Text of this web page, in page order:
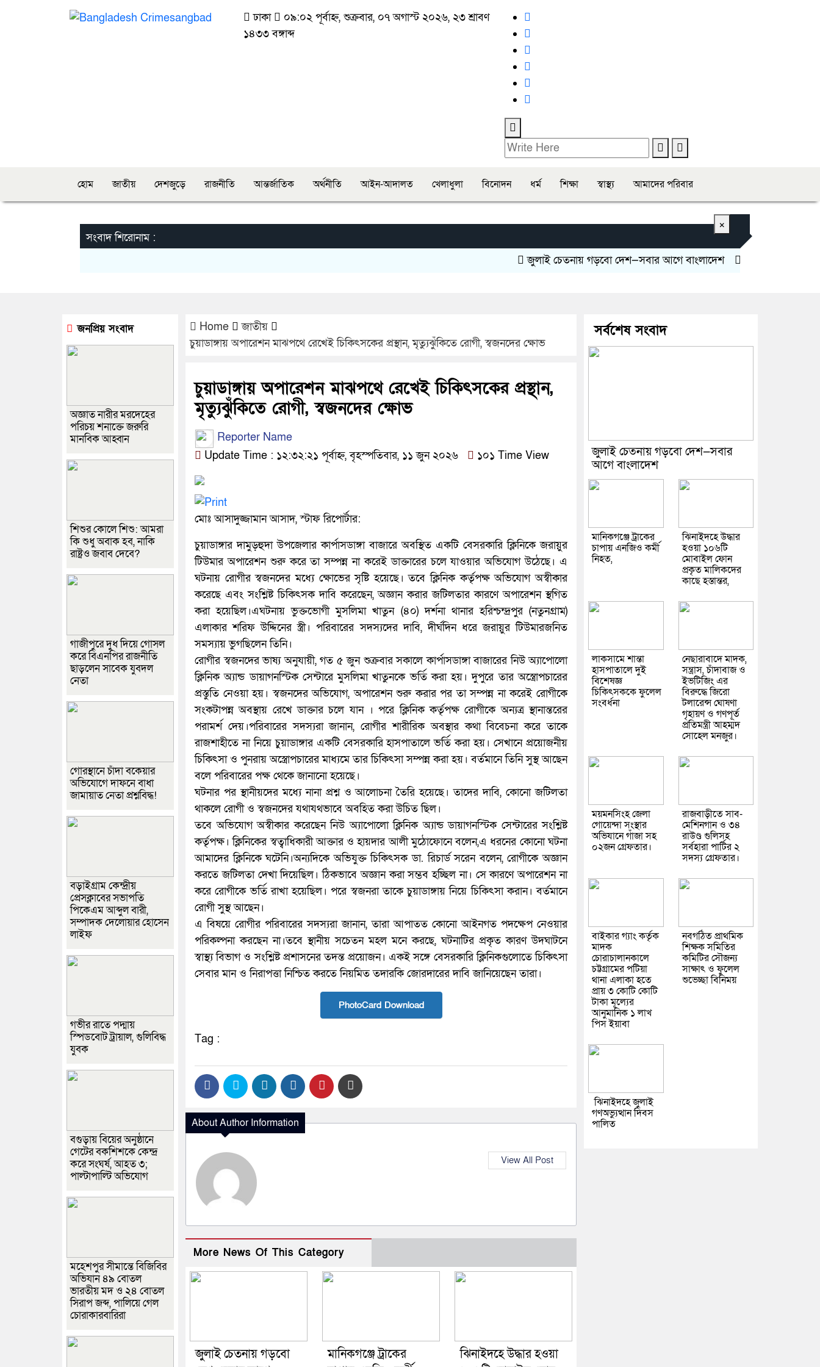
ঢাকা
০৯:০২ পূর্বাহ্ন, শুক্রবার, ০৭ অগাস্ট ২০২৬, ২৩ শ্রাবণ
১৪৩৩ বঙ্গাব্দ
হোম জাতীয় দেশজুড়ে রাজনীতি আন্তর্জাতিক অর্থনীতি আইন-আদালত খেলাধুলা বিনোদন ধর্ম শিক্ষা স্বাস্থ্য আমাদের পরিবার
সংবাদ শিরোনাম :
জুলাই চেতনায় গড়বো দেশ—সবার আগে বাংলাদেশ
মানিকগঞ্জে ট্রাকের
×
Home
জাতীয়
চুয়াডাঙ্গায় অপারেশন মাঝপথে রেখেই চিকিৎসকের প্রস্থান, মৃত্যুঝুঁকিতে রোগী, স্বজনদের ক্ষোভ
চুয়াডাঙ্গায় অপারেশন মাঝপথে রেখেই চিকিৎসকের প্রস্থান,
মৃত্যুঝুঁকিতে রোগী, স্বজনদের ক্ষোভ
Reporter Name
Update Time : ১২:৩২:২১ পূর্বাহ্ন, বৃহস্পতিবার, ১১ জুন ২০২৬
১০১ Time View
মোঃ আসাদুজ্জামান আসাদ, স্টাফ রিপোর্টার:
চুয়াডাঙ্গার দামুড়হুদা উপজেলার কার্পাসডাঙ্গা বাজারে অবস্থিত একটি বেসরকারি ক্লিনিকে জরায়ুর
টিউমার অপারেশন শুরু করে তা সম্পন্ন না করেই ডাক্তারের চলে যাওয়ার অভিযোগ উঠেছে। এ
ঘটনায় রোগীর স্বজনদের মধ্যে ক্ষোভের সৃষ্টি হয়েছে। তবে ক্লিনিক কর্তৃপক্ষ অভিযোগ অস্বীকার
করেছে এবং সংশ্লিষ্ট চিকিৎসক দাবি করেছেন, অজ্ঞান করার জটিলতার কারণে অপারেশন স্থগিত
করা হয়েছিল।এঘটনায় ভুক্তভোগী মুসলিমা খাতুন (৪০) দর্শনা থানার হরিশ্চন্দ্রপুর (নতুনগ্রাম)
এলাকার শরিফ উদ্দিনের স্ত্রী। পরিবারের সদস্যদের দাবি, দীর্ঘদিন ধরে জরায়ুর টিউমারজনিত
সমস্যায় ভুগছিলেন তিনি।
রোগীর স্বজনদের ভাষ্য অনুযায়ী, গত ৫ জুন শুক্রবার সকালে কার্পাসডাঙ্গা বাজারের নিউ অ্যাপোলো
ক্লিনিক অ্যান্ড ডায়াগনস্টিক সেন্টারে মুসলিমা খাতুনকে ভর্তি করা হয়। দুপুরে তার অস্ত্রোপচারের
প্রস্তুতি নেওয়া হয়। স্বজনদের অভিযোগ, অপারেশন শুরু করার পর তা সম্পন্ন না করেই রোগীকে
সংকটাপন্ন অবস্থায় রেখে ডাক্তার চলে যান । পরে ক্লিনিক কর্তৃপক্ষ রোগীকে অন্যত্র স্থানান্তরের
পরামর্শ দেয়।পরিবারের সদস্যরা জানান, রোগীর শারীরিক অবস্থার কথা বিবেচনা করে তাকে
রাজশাহীতে না নিয়ে চুয়াডাঙ্গার একটি বেসরকারি হাসপাতালে ভর্তি করা হয়। সেখানে প্রয়োজনীয়
চিকিৎসা ও পুনরায় অস্ত্রোপচারের মাধ্যমে তার চিকিৎসা সম্পন্ন করা হয়। বর্তমানে তিনি সুস্থ আছেন
বলে পরিবারের পক্ষ থেকে জানানো হয়েছে।
ঘটনার পর স্থানীয়দের মধ্যে নানা প্রশ্ন ও আলোচনা তৈরি হয়েছে। তাদের দাবি, কোনো জটিলতা
থাকলে রোগী ও স্বজনদের যথাযথভাবে অবহিত করা উচিত ছিল।
তবে অভিযোগ অস্বীকার করেছেন নিউ অ্যাপোলো ক্লিনিক অ্যান্ড ডায়াগনস্টিক সেন্টারের সংশ্লিষ্ট
কর্তৃপক্ষ। ক্লিনিকের স্বত্বাধিকারী আক্তার ও হায়দার আলী মুঠোফোনে বলেন,এ ধরনের কোনো ঘটনা
আমাদের ক্লিনিকে ঘটেনি।অন্যদিকে অভিযুক্ত চিকিৎসক ডা. রিচার্ড সরেন বলেন, রোগীকে অজ্ঞান
করতে জটিলতা দেখা দিয়েছিল। ঠিকভাবে অজ্ঞান করা সম্ভব হচ্ছিল না। সে কারণে অপারেশন না
করে রোগীকে ভর্তি রাখা হয়েছিল। পরে স্বজনরা তাকে চুয়াডাঙ্গায় নিয়ে চিকিৎসা করান। বর্তমানে
রোগী সুস্থ আছেন।
এ বিষয়ে রোগীর পরিবারের সদস্যরা জানান, তারা আপাতত কোনো আইনগত পদক্ষেপ নেওয়ার
পরিকল্পনা করছেন না।তবে স্থানীয় সচেতন মহল মনে করছে, ঘটনাটির প্রকৃত কারণ উদঘাটনে
স্বাস্থ্য বিভাগ ও সংশ্লিষ্ট প্রশাসনের তদন্ত প্রয়োজন। একই সঙ্গে বেসরকারি ক্লিনিকগুলোতে চিকিৎসা
সেবার মান ও নিরাপত্তা নিশ্চিত করতে নিয়মিত তদারকি জোরদারের দাবি জানিয়েছেন তারা।
PhotoCard Download
Tag :
About Author Information
View All Post
More News Of This Category
জুলাই চেতনায় গড়বো
মানিকগঞ্জে ট্রাকের
ঝিনাইদহে উদ্ধার হওয়া
জনপ্রিয় সংবাদ
অজ্ঞাত নারীর মরদেহের
পরিচয় শনাক্তে জরুরি
মানবিক আহ্বান
শিশুর কোলে শিশু: আমরা
কি শুধু অবাক হব, নাকি
রাষ্ট্রও জবাব দেবে?
গাজীপুরে দুধ দিয়ে গোসল
করে বিএনপির রাজনীতি
ছাড়লেন সাবেক যুবদল
নেতা
গোরস্থানে চাঁদা বকেয়ার
অভিযোগে দাফনে বাধা
জামায়াত নেতা প্রশ্নবিদ্ধ!
বড়াইগ্রাম কেন্দ্রীয়
প্রেসক্লাবের সভাপতি
পিকেএম আব্দুল বারী,
সম্পাদক দেলোয়ার হোসেন
লাইফ
গভীর রাতে পদ্মায়
স্পিডবোট ট্রায়াল, গুলিবিদ্ধ
যুবক
বগুড়ায় বিয়ের অনুষ্ঠানে
গেটের বকশিশকে কেন্দ্র
করে সংঘর্ষ, আহত ৩;
পাল্টাপাল্টি অভিযোগ
মহেশপুর সীমান্তে বিজিবির
অভিযান ৪৯ বোতল
ভারতীয় মদ ও ২৪ বোতল
সিরাপ জব্দ, পালিয়ে গেল
চোরাকারবারিরা
সর্বশেষ সংবাদ
জুলাই চেতনায় গড়বো দেশ—সবার
আগে বাংলাদেশ
মানিকগঞ্জে ট্রাকের
চাপায় এনজিও কর্মী
নিহত,
ঝিনাইদহে উদ্ধার
হওয়া ১০৬টি
মোবাইল ফোন
প্রকৃত মালিকদের
কাছে হস্তান্তর,
লাকসামে শান্তা
হাসপাতালে দুই
বিশেষজ্ঞ
চিকিৎসককে ফুলেল
সংবর্ধনা
নেছারাবাদে মাদক,
সন্ত্রাস, চাঁদাবাজ ও
ইভটিজিং এর
বিরুদ্ধে জিরো
টলারেন্স ঘোষণা
গৃহায়ণ ও গণপূর্ত
প্রতিমন্ত্রী আহম্মদ
সোহেল মনজুর।
ময়মনসিংহ জেলা
গোয়েন্দা সংস্থার
অভিযানে গাঁজা সহ
০২জন গ্রেফতার।
রাজবাড়ীতে সাব-
মেশিনগান ও ৩৪
রাউণ্ড গুলিসহ
সর্বহারা পার্টির ২
সদস্য গ্রেফতার।
বাইকার গ্যাং কর্তৃক
মাদক
চোরাচালানকালে
চট্টগ্রামের পটিয়া
থানা এলাকা হতে
প্রায় ৩ কোটি কোটি
টাকা মূল্যের
আনুমানিক ১ লাখ
পিস ইয়াবা
নবগঠিত প্রাথমিক
শিক্ষক সমিতির
কমিটির সৌজন্য
সাক্ষাৎ ও ফুলেল
শুভেচ্ছা বিনিময়
ঝিনাইদহে জুলাই
গণঅভ্যুত্থান দিবস
পালিত